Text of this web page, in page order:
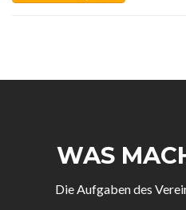
WAS
Die Aufgaben des